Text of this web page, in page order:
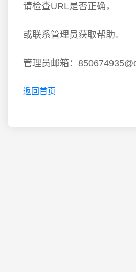
请检查URL是否正确，
或联系管理员获取帮助。
管理员邮箱：
返回首页